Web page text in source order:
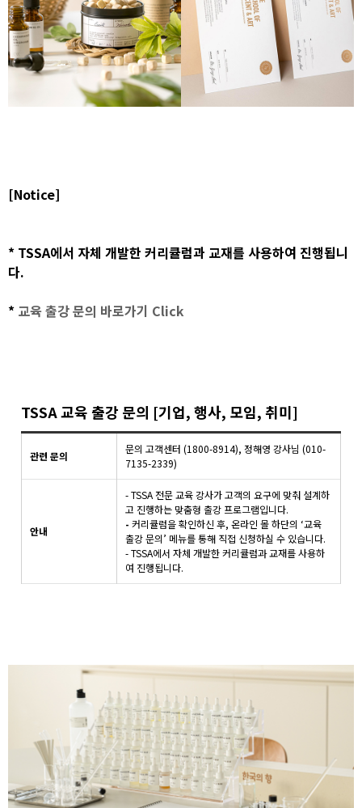
[Notice]
* TSSA에서 자체 개발한 커리큘럼과 교재를 사용하여 진행됩니
다.
* 교육 출강 문의 바로가기 Click
TSSA 교육 출강 문의 [기업, 행사, 모임, 취미]
관련 문의
문의 고객센터 (1800-8914), 정해영 강사님 (010-
7135-2339)
안내
- TSSA 전문 교육 강사가 고객의 요구에 맞춰 설계하
고 진행하는 맞춤형 출강 프로그램입니다.
- 커리큘럼을 확인하신 후, 온라인 몰 하단의 ‘교육
출강 문의’ 메뉴를 통해 직접 신청하실 수 있습니다.
- TSSA에서 자체 개발한 커리큘럼과 교재를 사용하
여 진행됩니다.